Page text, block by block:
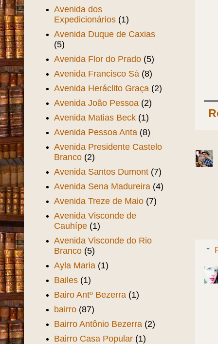
Avenida dos
Expedicionários (1)
Avenida Duque de Caxias
(5)
Avenida Flor do Prado (5)
Avenida Francisco Sá (8)
Avenida Heráclito Graça (2)
Avenida João Pessoa (2)
Avenida Matias Beck (1)
Avenida Pessoa Anta (8)
Avenida Presidente Castelo
Branco (2)
Avenida Santos Dumont (7)
Avenida Sena Madureira (4)
Avenida Treze de Maio (7)
Avenida Visconde de
Cauhípe (1)
Avenida Visconde do Rio
Branco (5)
Ayla Maria (1)
Bailes (1)
Bairo Antº Bezerra (1)
bairro (87)
Bairro Antônio Bezerra (2)
Bairro Casa Popular (1)